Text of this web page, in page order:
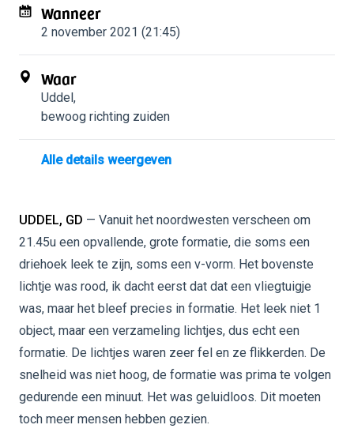
Wanneer
2 november 2021 (21:45)
Waar
Uddel,
bewoog richting zuiden
Alle details weergeven
UDDEL, GD — Vanuit het noordwesten verscheen om
21.45u een opvallende, grote formatie, die soms een
driehoek leek te zijn, soms een v-vorm. Het bovenste
lichtje was rood, ik dacht eerst dat dat een vliegtuigje
was, maar het bleef precies in formatie. Het leek niet 1
object, maar een verzameling lichtjes, dus echt een
formatie. De lichtjes waren zeer fel en ze flikkerden. De
snelheid was niet hoog, de formatie was prima te volgen
gedurende een minuut. Het was geluidloos. Dit moeten
toch meer mensen hebben gezien.